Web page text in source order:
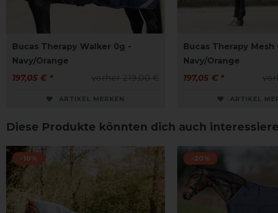
Bucas Therapy Walker 0g -
Navy/Orange
vorher 219,00 €
197,05 € *
ARTIKEL MERKEN
Bucas Therapy Mesh
Navy/Orange
197,05 € *
ARTIKEL
Diese Produkte könnten dich auch
-10% -20%